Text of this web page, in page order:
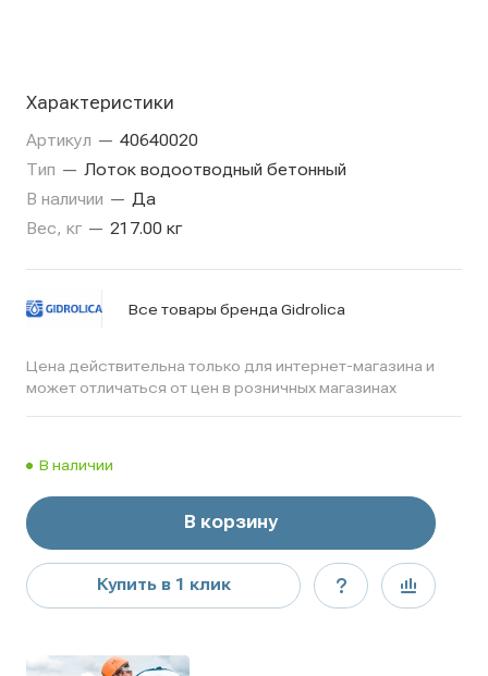
Характеристики
Артикул — 40640020
Тип — Лоток водоотводный бетонный
В наличии — Да
Вес, кг — 217.00 кг
Все товары бренда Gidrolica
Цена действительна только для интернет-магазина и
может отличаться от цен в розничных магазинах
В наличии
В корзину
Купить в 1 клик